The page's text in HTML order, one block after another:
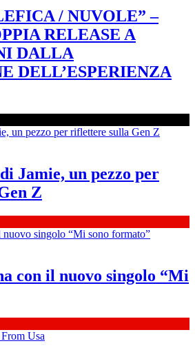
/ NUVOLE” –
RELEASE A
DALLA
DELL’ESPERIENZA
Jamie, un pezzo per
Z
con il nuovo singolo “Mi